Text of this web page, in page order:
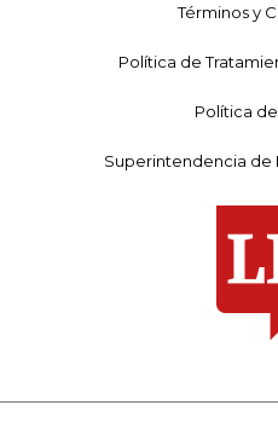
Términos y
Política de
Política
Superintendencia de